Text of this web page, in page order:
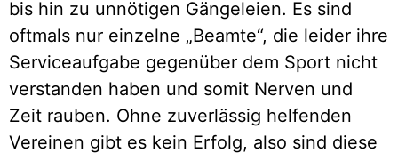
bis hin zu unnötigen Gängeleien. Es sind
oftmals nur einzelne „Beamte“, die leider ihre
Serviceaufgabe gegenüber dem Sport nicht
verstanden haben und somit Nerven und
Zeit rauben. Ohne zuverlässig helfenden
Vereinen gibt es kein Erfolg, also sind diese